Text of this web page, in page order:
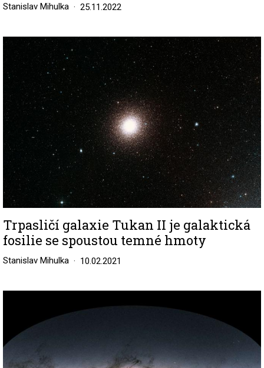
Stanislav Mihulka 25.11.2022
Image
Trpasličí galaxie Tukan II je galaktická
fosilie se spoustou temné hmoty
Stanislav Mihulka 10.02.2021